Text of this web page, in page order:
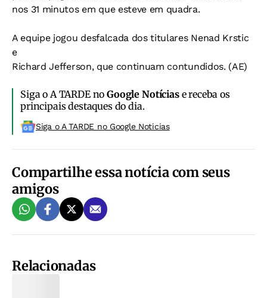
nos 31 minutos em que esteve em quadra.
A equipe jogou desfalcada dos titulares Nenad Krstic
e
Richard Jefferson, que continuam contundidos. (AE)
Siga o A TARDE noGoogle Notíciase receba os
principais destaques do dia.
Siga o A TARDE no Google Noticias
Compartilhe essa notícia com seus
amigos
Relacionadas